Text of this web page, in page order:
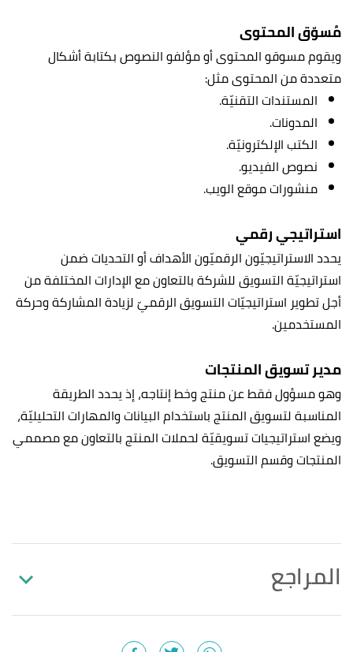
مُسوّق المحتوى
ويقوم مسوقو المحتوى أو مؤلفو النصوص بكتابة أشكال
متعددة من المحتوى مثل:
المستندات التقنيّة.
المدونات.
الكتب الإلكترونيّة.
نصوص الفيديو.
منشورات موقع الويب.
استراتيجي رقمي
يحدد الاستراتيجيّون الرقميّون الأهداف أو التحديات ضمن
استراتيجيّة التسويق للشركة بالتعاون مع الإدارات المختلفة من
أجل تطوير استراتيجيّات التسويق الرقميّ لزيادة المشاركة وحركة
المستخدمين.
مدير تسويق المنتجات
وهو مسؤول فقط عن منتج وخط إنتاجه، إذ يحدد الطريقة
المناسبة لتسويق المنتج باستخدام البيانات والمهارات التحليليّة،
ويضع استراتيجيات تسويقيّة لحملات المنتج بالتعاون مع مصممي
المنتجات وقسم التسويق.
المراجع